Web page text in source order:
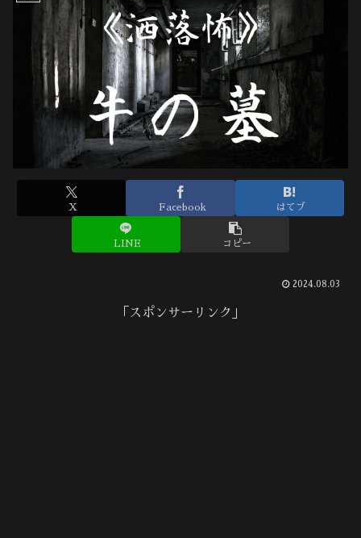
X Facebook はてブ
LINE コピー
2024.08.03
「スポンサーリンク」